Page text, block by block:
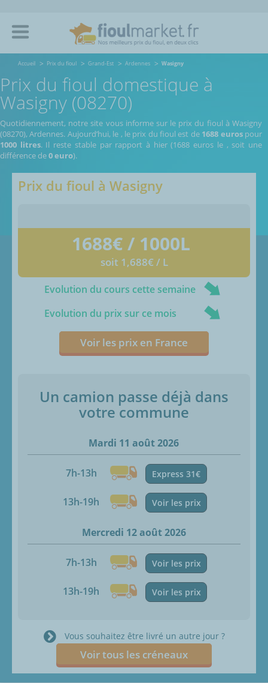
Accueil Prix du fioul Grand-Est Ardennes Wasigny
Prix du fioul domestique à
Wasigny (08270)
Quotidiennement, notre site vous informe sur le prix du fioul à Wasigny
(08270), Ardennes. Aujourd’hui, le , le prix du fioul est de 1688 eurospour
1000 litres. Il reste stable par rapport à hier (1688 euros le , soit une
différence de0 euro).
Prix du fioul à Wasigny
1688€ / 1000L
soit 1,688€ / L
Evolution du cours cette semaine
Evolution du prix sur ce mois
Voir les prix en France
Un camion passe déjà dans
votre commune
Mardi 11 août 2026
7h-13h Express 31€
13h-19h Voir les prix
Mercredi 12 août 2026
7h-13h Voir les prix
13h-19h Voir les prix
Vous souhaitez être livré un autre jour ?
Voir tous les créneaux